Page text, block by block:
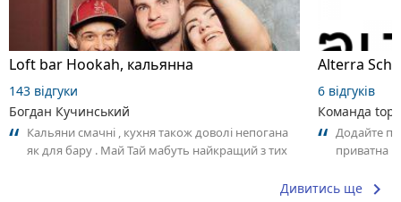
Loft bar Hookah, кальянна
143 відгуки
Богдан Кучинський
Кальяни смачні , кухня також доволі непогана
як для бару . Май Тай мабуть найкращий з тих
6 відгуків
Команда
Додайте
приватна
Дивитись ще keyboard_arrow_right